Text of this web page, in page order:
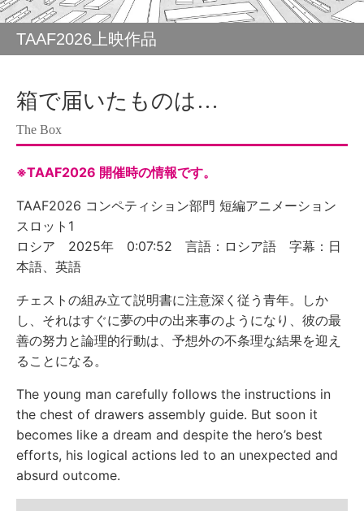
TAAF2026上映作品
箱で届いたものは…
The Box
※TAAF2026 開催時の情報です。
TAAF2026 コンペティション部門 短編アニメーション
スロット1
ロシア 2025年 0:07:52 言語：ロシア語 字幕：日
本語、英語
チェストの組み立て説明書に注意深く従う青年。しか
し、それはすぐに夢の中の出来事のようになり、彼の最
善の努力と論理的行動は、予想外の不条理な結果を迎え
ることになる。
The young man carefully follows the instructions in
the chest of drawers assembly guide. But soon it
becomes like a dream and despite the hero’s best
efforts, his logical actions led to an unexpected and
absurd outcome.